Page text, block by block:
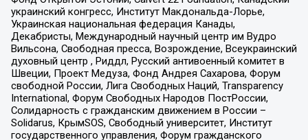
украинский конгресс, Институт Макдональда-Лорье,
Украинская национальная федерация Канады,
Декабристы, Международный научный центр им Вудро
Вильсона, Свободная пресса, Возрождение, Всеукраинский
духовный центр , Риддл, Русский антивоенный комитет в
Швеции, Проект Медуза, Фонд Андрея Сахарова, Форум
свободной России, Лига Свободных Наций, Transparеncy
International, Форум Свободных Народов ПостРоссии,
Солидарность с гражданским движением в России –
Solidarus, КрымSOS, Свободный университет, Институт
государственного управления, Форум гражданского